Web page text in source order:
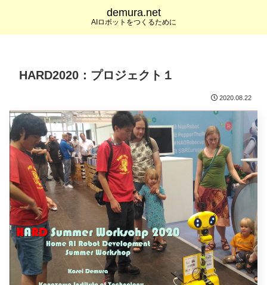
demura.net
AIロボットをつくるために
HARD2020：プロジェクト１
2020.08.22